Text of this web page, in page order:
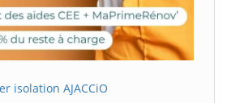
isolation AJACCiO